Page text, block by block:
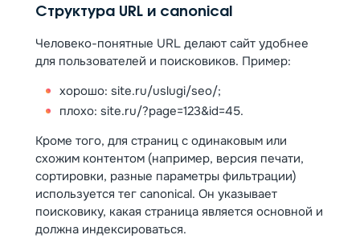
Структура URL и canonical
Человеко-понятные URL делают сайт удобнее
для пользователей и поисковиков. Пример:
хорошо: site.ru/uslugi/seo/;
плохо: site.ru/?page=123&id=45.
Кроме того, для страниц с одинаковым или
схожим контентом (например, версия печати,
сортировки, разные параметры фильтрации)
используется тег canonical. Он указывает
поисковику, какая страница является основной и
должна индексироваться.